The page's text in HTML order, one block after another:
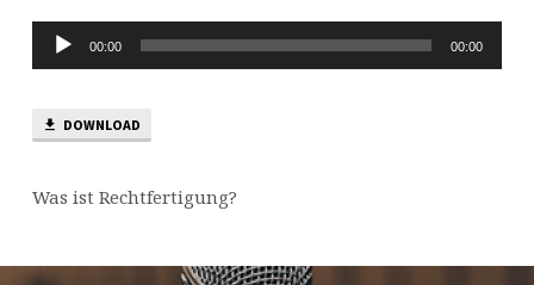
5,1-
10
Audio-
Player
00:00 00:00
DOWNLOAD
Was ist Rechtfertigung?